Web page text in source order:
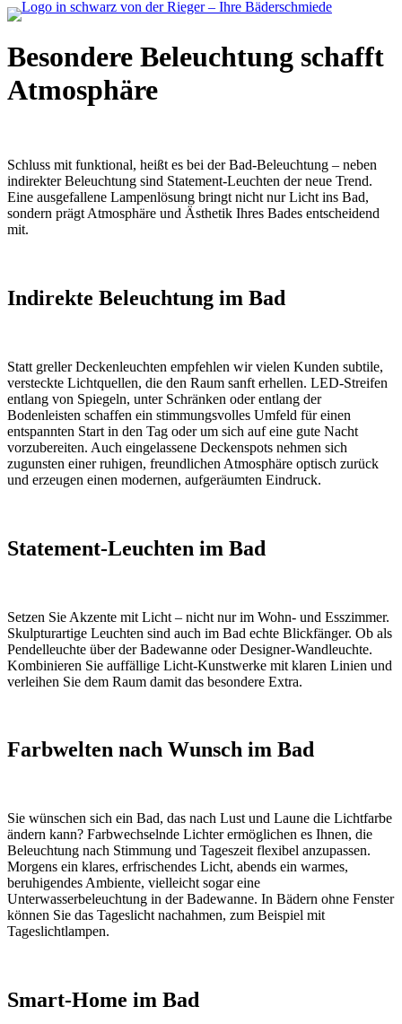
Besondere Beleuchtung schafft
Atmosphäre
Schluss mit funktional, heißt es bei der Bad-Beleuchtung – neben
indirekter Beleuchtung sind Statement-Leuchten der neue Trend.
Eine ausgefallene Lampenlösung bringt nicht nur Licht ins Bad,
sondern prägt Atmosphäre und Ästhetik Ihres Bades entscheidend
mit.
Indirekte Beleuchtung im Bad
Statt greller Deckenleuchten empfehlen wir vielen Kunden subtile,
versteckte Lichtquellen, die den Raum sanft erhellen. LED-Streifen
entlang von Spiegeln, unter Schränken oder entlang der
Bodenleisten schaffen ein stimmungsvolles Umfeld für einen
entspannten Start in den Tag oder um sich auf eine gute Nacht
vorzubereiten. Auch eingelassene Deckenspots nehmen sich
zugunsten einer ruhigen, freundlichen Atmosphäre optisch zurück
und erzeugen einen modernen, aufgeräumten Eindruck.
Statement-Leuchten im Bad
Setzen Sie Akzente mit Licht – nicht nur im Wohn- und Esszimmer.
Skulpturartige Leuchten sind auch im Bad echte Blickfänger. Ob als
Pendelleuchte über der Badewanne oder Designer-Wandleuchte.
Kombinieren Sie auffällige Licht-Kunstwerke mit klaren Linien und
verleihen Sie dem Raum damit das besondere Extra.
Farbwelten nach Wunsch im Bad
Sie wünschen sich ein Bad, das nach Lust und Laune die Lichtfarbe
ändern kann? Farbwechselnde Lichter ermöglichen es Ihnen, die
Beleuchtung nach Stimmung und Tageszeit flexibel anzupassen.
Morgens ein klares, erfrischendes Licht, abends ein warmes,
beruhigendes Ambiente, vielleicht sogar eine
Unterwasserbeleuchtung in der Badewanne. In Bädern ohne Fenster
können Sie das Tageslicht nachahmen, zum Beispiel mit
Tageslichtlampen.
Smart-Home im Bad